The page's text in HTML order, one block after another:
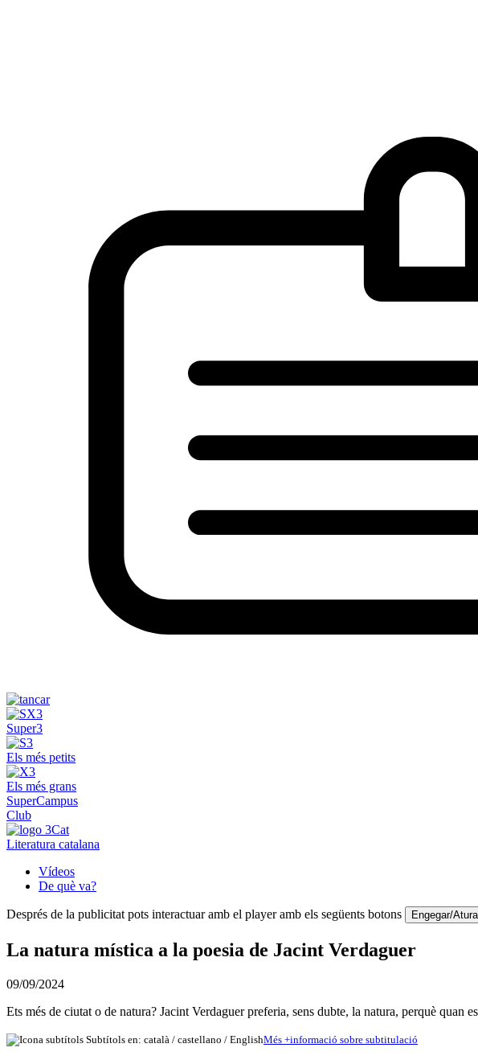
Super3
Els més petits
Els més grans
SuperCampus
Club
Literatura catalana
Vídeos
De què va?
Després de la publicitat pots interactuar amb el player amb els següents botons Engegar/
La natura mística a la poesia de Jacint Verdaguer
09/09/2024
Ets més de ciutat o de natura? Jacint Verdaguer preferia, sens dubte, la natura, perquè
Subtítols en: català / castellano / EnglishMés +informació sobre subtitulació